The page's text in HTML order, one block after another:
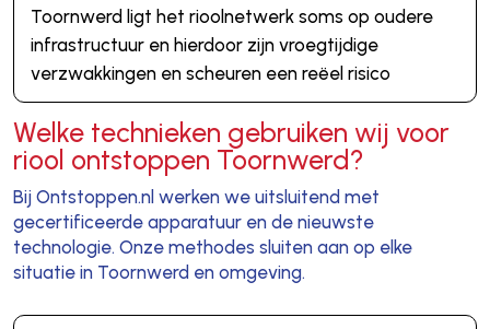
Toornwerd ligt het rioolnetwerk soms op oudere
infrastructuur en hierdoor zijn vroegtijdige
verzwakkingen en scheuren een reëel risico
Welke technieken gebruiken wij voor
riool ontstoppen Toornwerd?
Bij Ontstoppen.nl werken we uitsluitend met
gecertificeerde apparatuur en de nieuwste
technologie. Onze methodes sluiten aan op elke
situatie in Toornwerd en omgeving.